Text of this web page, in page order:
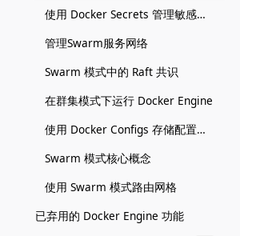
使用 Docker Secrets 管理敏感数据
管理Swarm服务网络
Swarm 模式中的 Raft 共识
在群集模式下运行 Docker Engine
使用 Docker Configs 存储配置数据
Swarm 模式核心概念
使用 Swarm 模式路由网格
已弃用的 Docker Engine 功能